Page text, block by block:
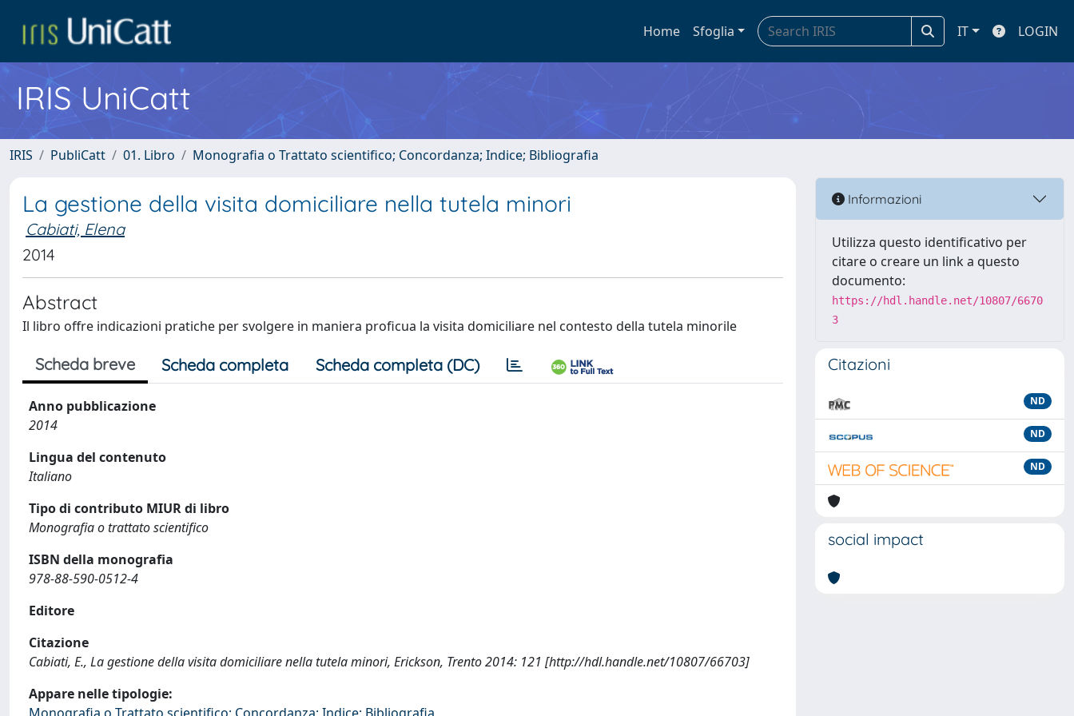
Home Sfoglia IT LOGIN
IRIS UniCatt
IRIS PubliCatt 01. Libro Monografia o Trattato scientifico; Concordanza; Indice; Bibliografia
La gestione della visita domiciliare nella tutela minori
Cabiati, Elena
2014
Abstract
Il libro offre indicazioni pratiche per svolgere in maniera proficua la visita domiciliare nel contesto della tutela minorile
Scheda breve Scheda completa Scheda completa (DC)
Anno pubblicazione
2014
Lingua del contenuto
Italiano
Tipo di contributo MIUR di libro
Monografia o trattato scientifico
ISBN della monografia
978-88-590-0512-4
Editore
Citazione
Cabiati, E., La gestione della visita domiciliare nella tutela minori, Erickson, Trento 2014: 121 [http://hdl.handle.net/10807/66703]
Appare nelle tipologie:
Informazioni
Utilizza questo identificativo per
citare o creare un link a questo
documento:
https://hdl.handle.net/10807/6670
3
Citazioni
ND
ND
ND
social impact